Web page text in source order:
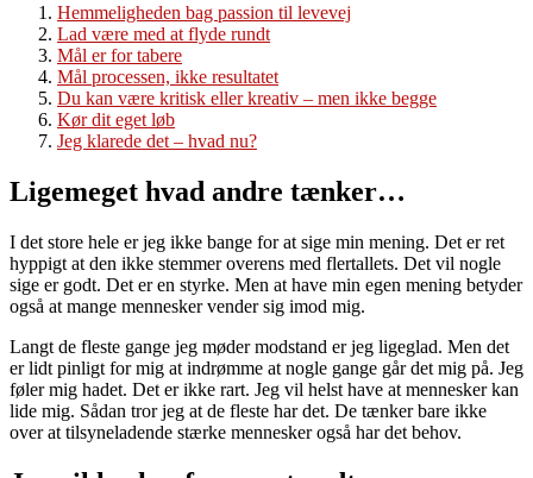
Hemmeligheden bag passion til levevej
Lad være med at flyde rundt
Mål er for tabere
Mål processen, ikke resultatet
Du kan være kritisk eller kreativ – men ikke begge
Kør dit eget løb
Jeg klarede det – hvad nu?
Ligemeget hvad andre tænker…
I det store hele er jeg ikke bange for at sige min mening. Det er ret
hyppigt at den ikke stemmer overens med flertallets. Det vil nogle
sige er godt. Det er en styrke. Men at have min egen mening betyder
også at mange mennesker vender sig imod mig.
Langt de fleste gange jeg møder modstand er jeg ligeglad. Men det
er lidt pinligt for mig at indrømme at nogle gange går det mig på. Jeg
føler mig hadet. Det er ikke rart. Jeg vil helst have at mennesker kan
lide mig. Sådan tror jeg at de fleste har det. De tænker bare ikke
over at tilsyneladende stærke mennesker også har det behov.